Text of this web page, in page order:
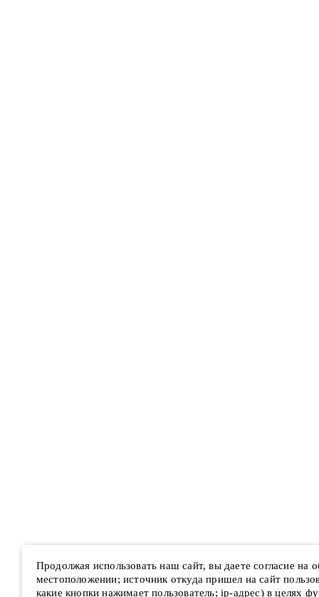
Продолжая использовать наш сайт, вы даете согласие на
местоположении; источник откуда пришел на сайт
какие кнопки нажимает пользователь; ip-адрес) в целях